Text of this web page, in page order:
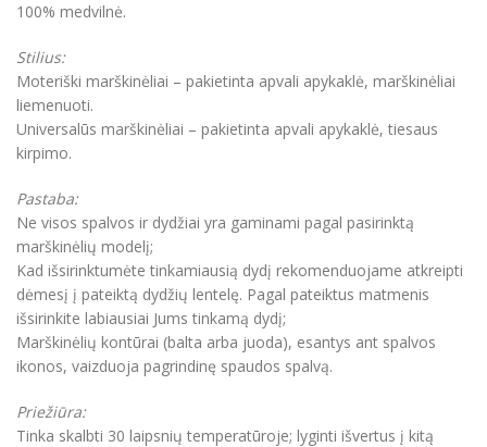
100% medvilnė.
Stilius:
Moteriški marškinėliai – pakietinta apvali apykaklė, marškinėliai
liemenuoti.
Universalūs marškinėliai – pakietinta apvali apykaklė, tiesaus
kirpimo.
Pastaba:
Ne visos spalvos ir dydžiai yra gaminami pagal pasirinktą
marškinėlių modelį;
Kad išsirinktumėte tinkamiausią dydį rekomenduojame atkreipti
dėmesį į pateiktą dydžių lentelę. Pagal pateiktus matmenis
išsirinkite labiausiai Jums tinkamą dydį;
Marškinėlių kontūrai (balta arba juoda), esantys ant spalvos
ikonos, vaizduoja pagrindinę spaudos spalvą.
Priežiūra:
Tinka skalbti 30 laipsnių temperatūroje; lyginti išvertus į kitą